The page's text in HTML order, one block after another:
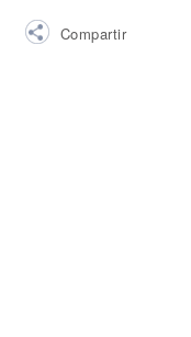
Compartir